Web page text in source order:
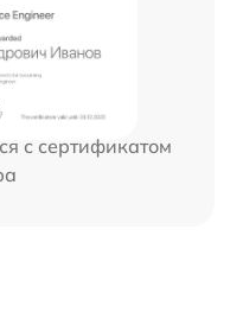
с сертификатом